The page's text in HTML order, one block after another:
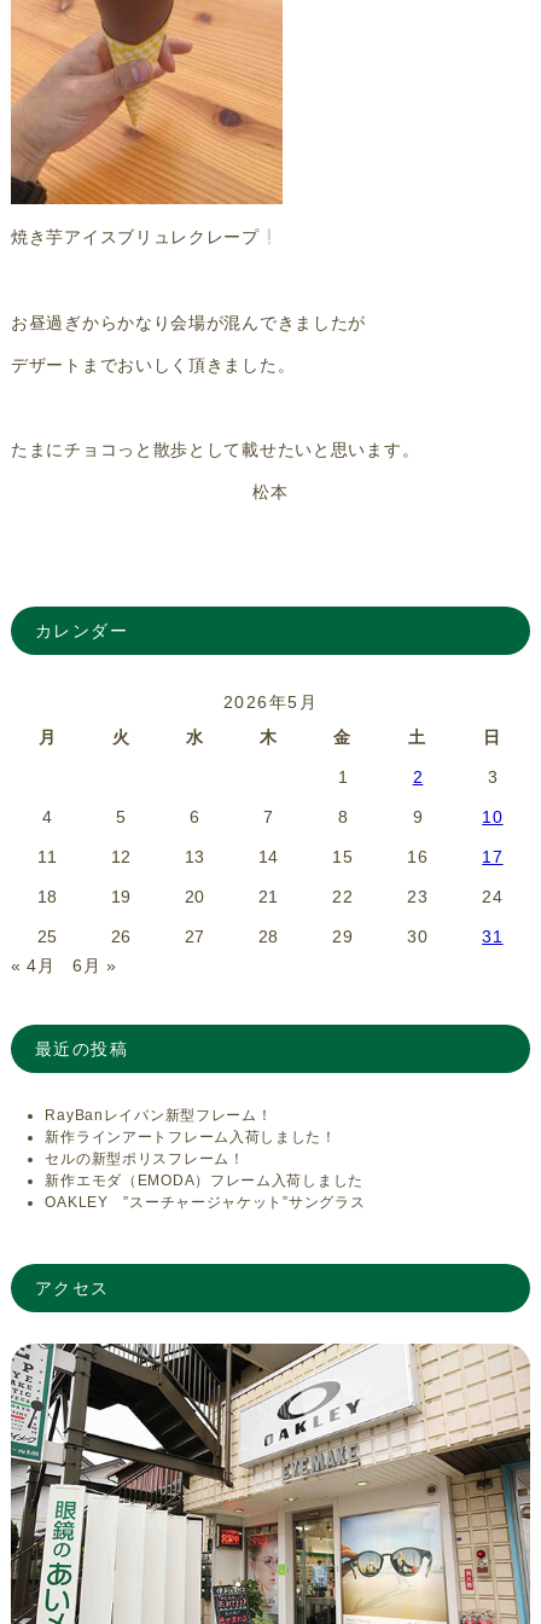
焼き芋アイスブリュレクレープ
お昼過ぎからかなり会場が混んできましたが
デザートまでおいしく頂きました。
たまにチョコっと散歩として載せたいと思います。
松本
カレンダー
2026年5月
月
火 水 木 金 土 日
1 2 3
4 5 6 7 8 9 10
11 12 13 14 15 16 17
18 19 20 21 22 23 24
25 26 27 28 29 30
31
« 4月
6月 »
最近の投稿
RayBanレイバン新型フレーム！
新作ラインアートフレーム入荷しました！
セルの新型ポリスフレーム！
新作エモダ（EMODA）フレーム入荷しました
OAKLEY ”スーチャージャケット”サングラス
アクセス